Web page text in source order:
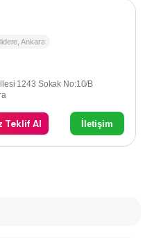
,Ankara
1243 Sokak No:10/B
Teklif Al İletişim